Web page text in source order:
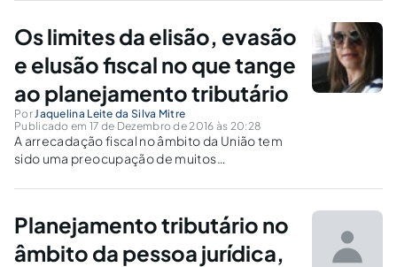
Os limites da elisão, evasão
e elusão fiscal no que tange
ao planejamento tributário
PorJaquelina Leite da Silva Mitre
Publicado em 17 de Dezembro de 2016 às 20:28
A arrecadação fiscal no âmbito da União tem
sido uma preocupação de muitos
determinadas práticas que impossibilitam a
como a elisão, evasão e elusão fiscais.
Planejamento tributário no
âmbito da pessoa jurídica,